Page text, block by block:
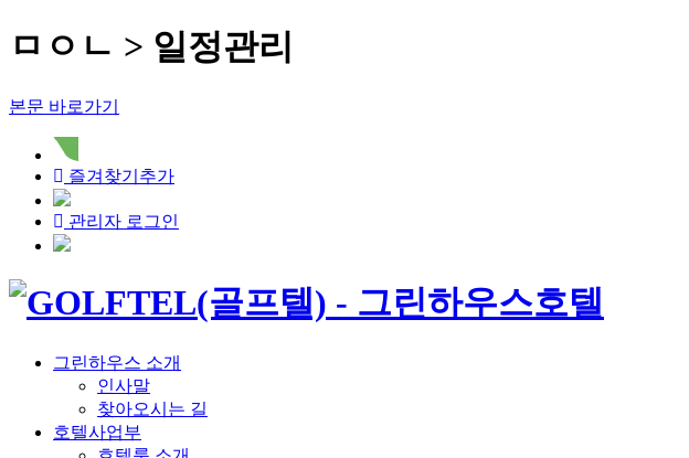
ㅁㅇㄴ > 일정관리
본문 바로가기
즐겨찾기추가
관리자 로그인
그린하우스 소개
인사말
찾아오시는 길
호텔사업부